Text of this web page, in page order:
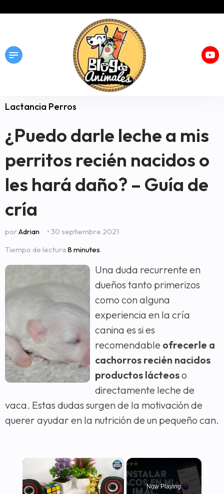
Lactancia Perros
¿Puedo darle leche a mis
perritos recién nacidos o
les hará daño? – Guía de
cría
porAdrian
• 30 septiembre 2021
Tiempo de lectura 8 minutes
Una duda recurrente en
dueños tanto primerizos
como con alguna
experiencia en la cría
canina es si es
recomendable ofrecerle a
cachorros recién nacidos
productos lácteoso
directamente leche de
vaca. Estas dudas surgen de la motivación de
querer ayudar en la nutrición de un pequeño can.
×
Now Playing